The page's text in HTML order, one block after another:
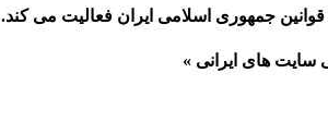
جمهوری اسلامی ایران فعالیت می کند.
سایت های ایرانی »